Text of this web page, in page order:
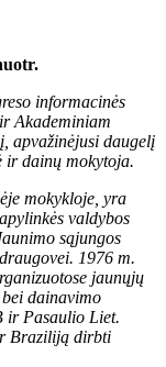
informacinės
Akademiniam
apvažinėjusi daugelį
ir dainų mokytoja.
mokykloje, yra
valdybos
sąjungos
1976 m.
jaunųjų
dainavimo
ir Pasaulio Liet.
Braziliją dirbti